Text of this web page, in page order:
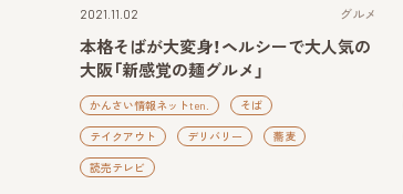
2021.11.02 グルメ
本格そばが大変身！ヘルシーで大人気の
大阪「新感覚の麺グルメ」
かんさい情報ネットten. そば
テイクアウト デリバリー 蕎麦
読売テレビ